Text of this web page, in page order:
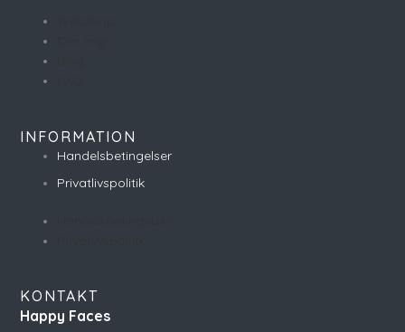
INFORMATION
Handelsbetingelser
Privatlivspolitik
KONTAKT
Happy Faces